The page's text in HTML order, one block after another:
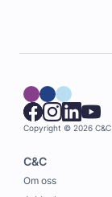
Copyright © 2026 C&C
C&C
Om oss